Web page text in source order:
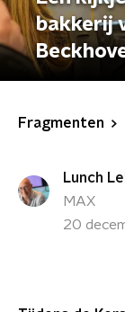
bakkerij
Fragmenten
Lunch
MAX
20